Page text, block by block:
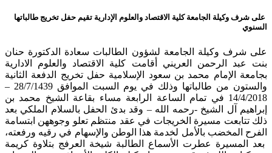
على شرف وكيلة الجامعة كلية الاقتصاد والعلوم الإدارية تقيم حفل تخريج طالباتها
السنوي
على شرف وكيلة الجامعة لشؤون الطالبات سعادة الدكتورة حنان
بنت عبد الرحمن العريني أقامت كلية الاقتصاد والعلوم الادارية
بجامعة الإمام محمد بن سعود الإسلامية حفل تخريج الدفعة الثانية
والستون من طالباتها وذلك في يوم السبت الموافق 28/7/1439 –
14/4/2018 في تمام الساعة الرابعة مساء بقاعة الشيخ محمد بن
إبراهيم آل الشيخ -رحمه الله – وقد بدئ الحفل بالسلام الملكي بعد
ذلك تتابعت مسيرة الخريجات في عقد منتظم تعلو وجوههن ابتسامة
الفرح المخضب بالأمل لخدمة هذا الوطن والإسهام في رقيه ورفعته،
بعد المسيرة عطرت الأسماع الطالبة شيخة العرفج بتلاوة كريمة